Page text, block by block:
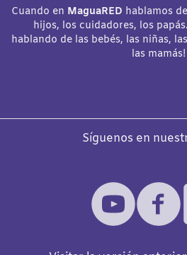
Cuando en MaguaRED hablamos
hijos, los cuidadores, los
hablando de las bebés, las niñas,
las mamás!
Síguenos en